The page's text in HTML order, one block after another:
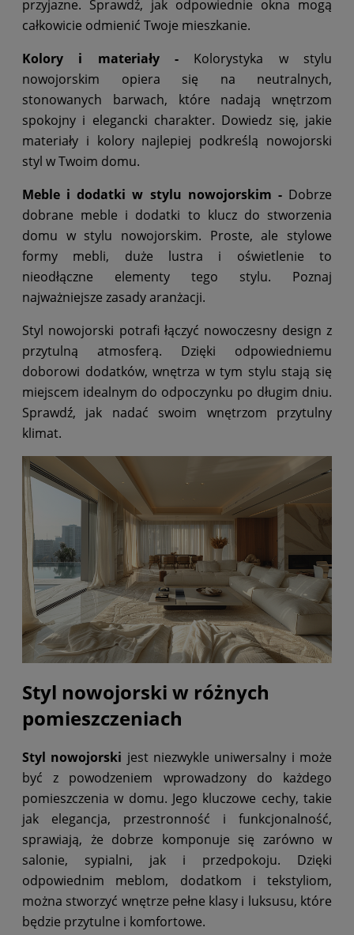
przyjazne. Sprawdź, jak odpowiednie okna mogą
całkowicie odmienić Twoje mieszkanie.
Kolory i materiały - Kolorystyka w stylu
nowojorskim opiera się na neutralnych,
stonowanych barwach, które nadają wnętrzom
spokojny i elegancki charakter. Dowiedz się, jakie
materiały i kolory najlepiej podkreślą nowojorski
styl w Twoim domu.
Meble i dodatki w stylu nowojorskim - Dobrze
dobrane meble i dodatki to klucz do stworzenia
domu w stylu nowojorskim. Proste, ale stylowe
formy mebli, duże lustra i oświetlenie to
nieodłączne elementy tego stylu. Poznaj
najważniejsze zasady aranżacji.
Styl nowojorski potrafi łączyć nowoczesny design z
przytulną atmosferą. Dzięki odpowiedniemu
doborowi dodatków, wnętrza w tym stylu stają się
miejscem idealnym do odpoczynku po długim dniu.
Sprawdź, jak nadać swoim wnętrzom przytulny
klimat.
Styl nowojorski w różnych
pomieszczeniach
Styl nowojorski jest niezwykle uniwersalny i może
być z powodzeniem wprowadzony do każdego
pomieszczenia w domu. Jego kluczowe cechy, takie
jak elegancja, przestronność i funkcjonalność,
sprawiają, że dobrze komponuje się zarówno w
salonie, sypialni, jak i przedpokoju. Dzięki
odpowiednim meblom, dodatkom i tekstyliom,
można stworzyć wnętrze pełne klasy i luksusu, które
będzie przytulne i komfortowe.